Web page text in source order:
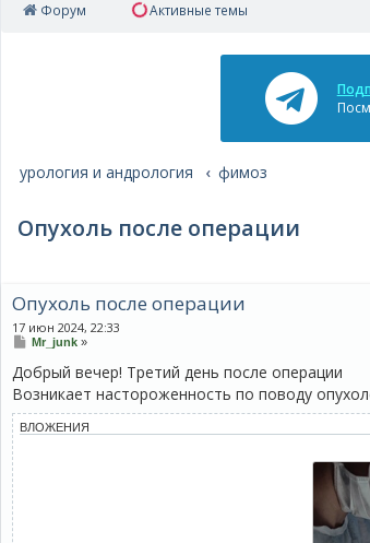
Форум Активные темы
урология и андрология фимоз
Опухоль после операции
Опухоль после операции
17 июн 2024, 22:33
С
о
щ
е
н
Mr_junk »
Добрый вечер! Третий день после операции
Возникает настороженность по поводу
ВЛОЖЕНИЯ